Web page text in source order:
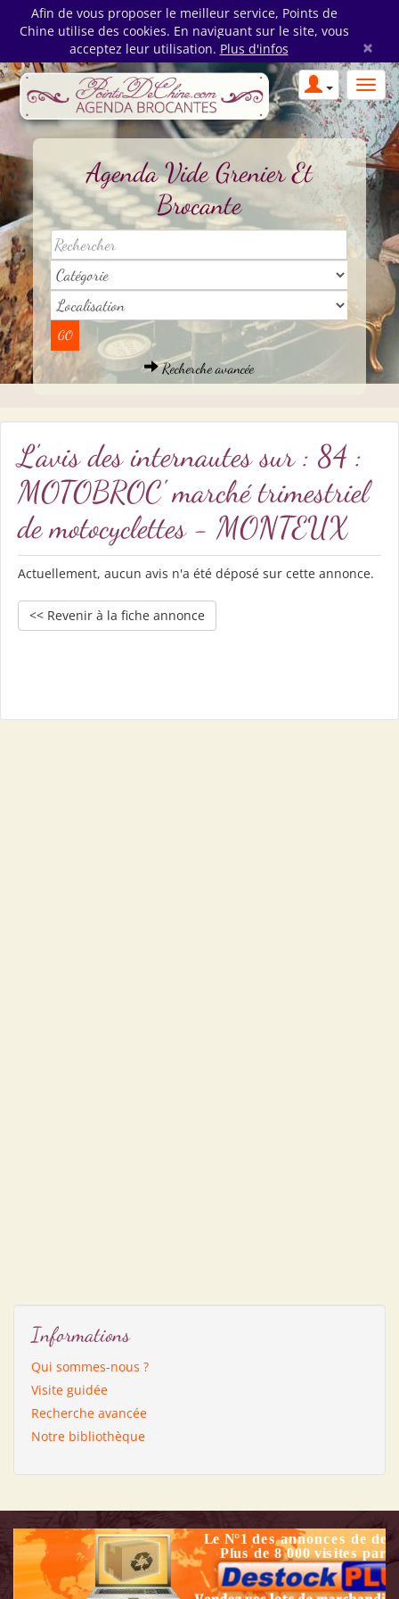
Afin de vous proposer le meilleur service, Points de
Chine utilise des cookies. En naviguant sur le site, vous
acceptez leur utilisation. Plus d'infos ×
Agenda Vide Grenier Et
Brocante
Recherche avancée
L'avis des internautes sur : 84 :
MOTOBROC' marché trimestriel
de motocyclettes - MONTEUX
Actuellement, aucun avis n'a été déposé sur cette annonce.
<< Revenir à la fiche annonce
Informations
Qui sommes-nous ?
Visite guidée
Recherche avancée
Notre bibliothèque